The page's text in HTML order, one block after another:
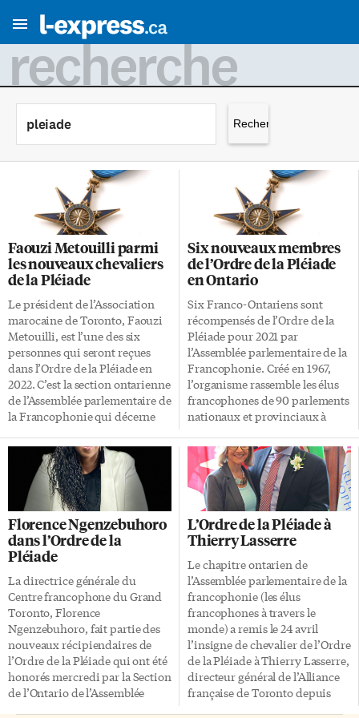
recherche
Faouzi Metouilli parmi
les nouveaux chevaliers
de la Pléiade
Le président de l’Association
marocaine de Toronto, Faouzi
Metouilli, est l’une des six
personnes qui seront reçues
dans l’Ordre de la Pléiade en
2022. C’est la section ontarienne
de l’Assemblée parlementaire de
la Francophonie qui décerne
des «contributions
exceptionnelles envers la
francophonie ontarienne». Les
autres récipiendaires sont:
l’administrateur en éducation
Pierre Riopel, la directrice
générale du Mouvement
d’implication francophone
d’Orléans Marie-Claude
Doucet, la médecin-cheffe
d’Ottawa Vera Etches, l’agent de
développement
communautaire du
Témiskaming Jean-Claude
Carrière, l’enseignante et
fondatrice d’Épelle-Moi
Six nouveaux membres
de l’Ordre de la Pléiade
en Ontario
Six Franco-Ontariens sont
récompensés de l’Ordre de la
Pléiade pour 2021 par
l’Assemblée parlementaire de la
Francophonie. Créé en 1967,
l’organisme rassemble les élus
francophones de 90 parlements
nationaux et provinciaux à
lauréats de cette année:
François Bergeron, rédacteur
en chef du journal L’Express de
Toronto et de son site l-
express.ca. Depuis cet
automne, il est également
président de Réseau.Presse, le
regroupement de 24 journaux
francophones canadiens de
l’extérieur du Québec. On
retrouve aussi maintenant dans
la Pléiade: Jean-Rock Boutin,
co-fondateur de l’association
FrancoQueer à Toronto et
président de la Fédération des
aînés et des […]
Florence Ngenzebuhoro
dans l’Ordre de la
Pléiade
La directrice générale du
Centre francophone du Grand
Toronto, Florence
Ngenzebuhoro, fait partie des
nouveaux récipiendaires de
l’Ordre de la Pléiade qui ont été
honorés mercredi par la Section
de l’Ontario de l’Assemblée
L’Ordre de la Pléiade à
Thierry Lasserre
Le chapitre ontarien de
l’Assemblée parlementaire de la
francophonie (les élus
francophones à travers le
monde) a remis le 24 avril
l’insigne de chevalier de l’Ordre
de la Pléiade à Thierry Lasserre,
directeur général de l’Alliance
française de Toronto depuis